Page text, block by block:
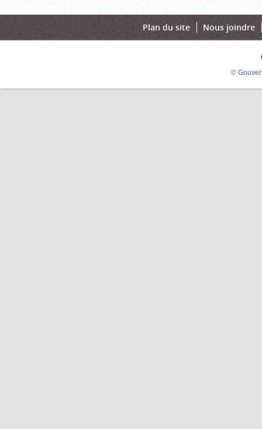
Plan du site Nous joindre
©